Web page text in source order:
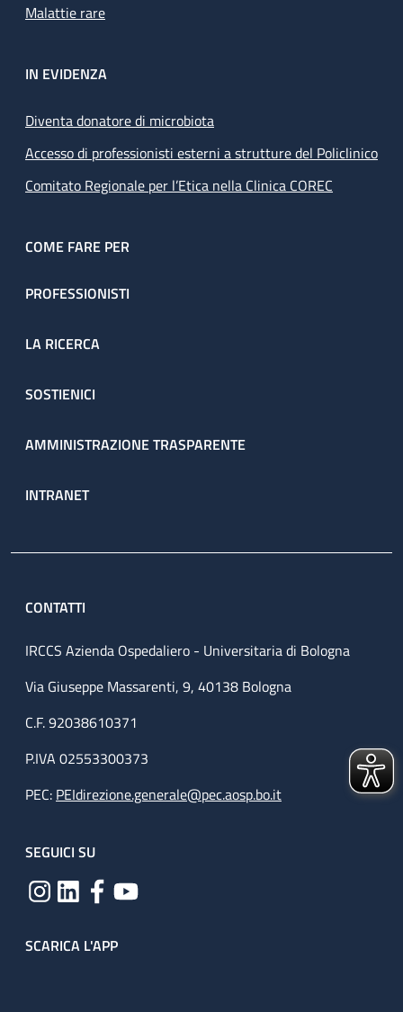
Malattie rare
IN EVIDENZA
Diventa donatore di microbiota
Accesso di professionisti esterni a strutture del Policlinico
Comitato Regionale per l’Etica nella Clinica COREC
COME FARE PER
PROFESSIONISTI
LA RICERCA
SOSTIENICI
AMMINISTRAZIONE TRASPARENTE
INTRANET
CONTATTI
IRCCS Azienda Ospedaliero - Universitaria di Bologna
Via Giuseppe Massarenti, 9, 40138 Bologna
C.F. 92038610371
P.IVA 02553300373
PEC: PEIdirezione.generale@pec.aosp.bo.it
SEGUICI SU
SCARICA L'APP